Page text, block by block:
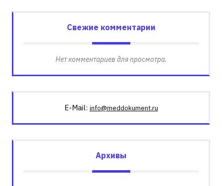
Свежие комментарии
Нет комментариев для просмотра.
E-Mail: info@meddokument.ru
Архивы